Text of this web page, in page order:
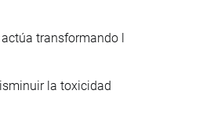
transformando l
la toxicidad